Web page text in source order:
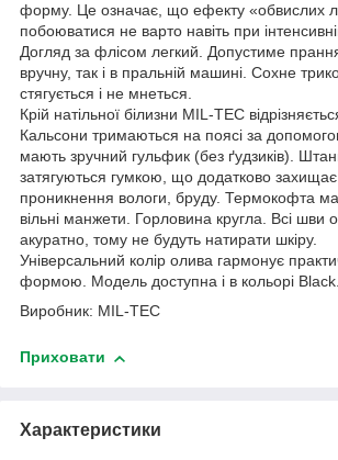
форму. Це означає, що ефекту «обвислих
побоюватися не варто навіть при
Догляд за флісом легкий. Допустиме
вручну, так і в пральній машині. Сохне
стягується і не мнеться.
Крій натільної білизни MIL-TEC
Кальсони тримаються на поясі за
мають зручний гульфик (без ґудзиків).
затягуються гумкою, що додатково захищає
проникнення вологи, бруду. Термокофта
вільні манжети. Горловина кругла. Всі шви
акуратно, тому не будуть натирати шкіру.
Універсальний колір олива гармонує
формою. Модель доступна і в кольорі Black.
Виробник: MIL-TEC
Приховати
Характеристики